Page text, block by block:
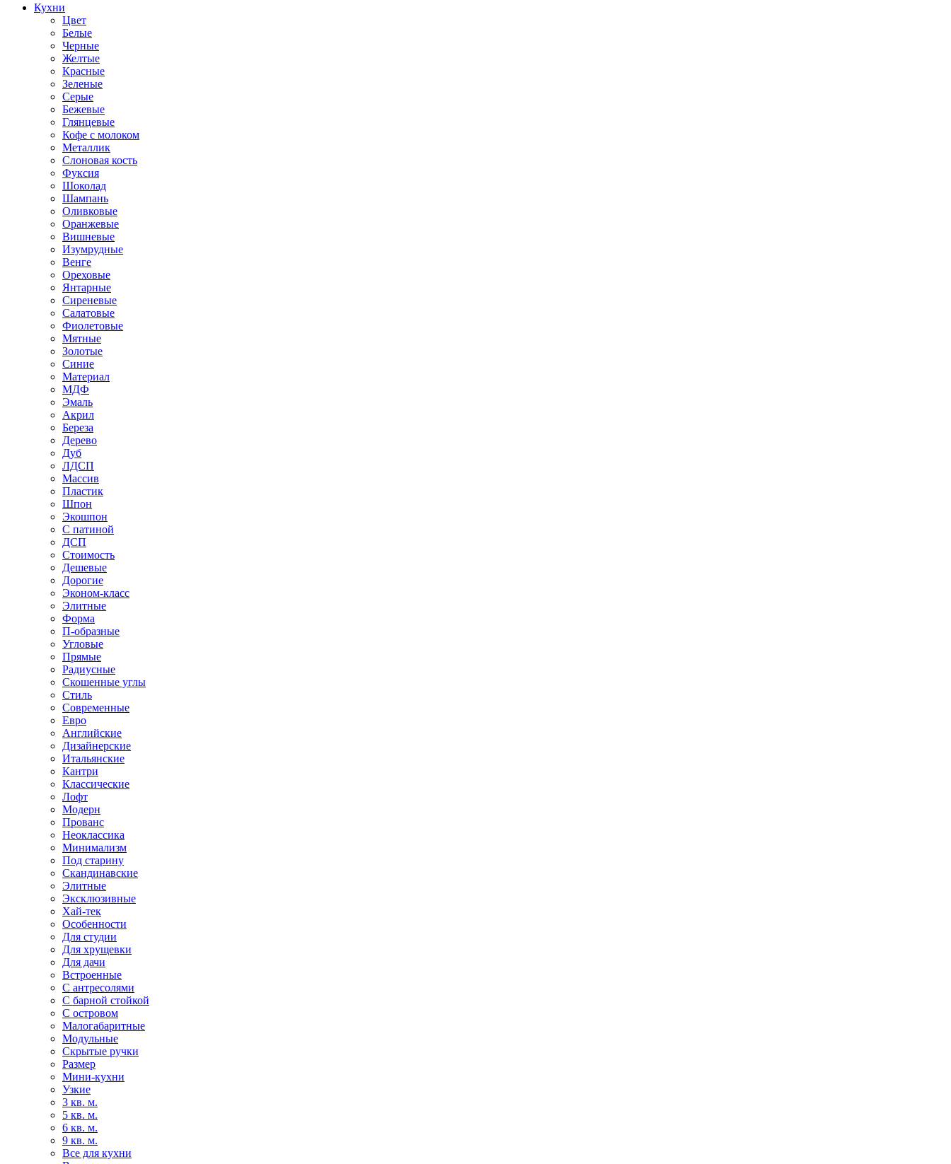
Кухни
Цвет
Белые
Черные
Желтые
Красные
Зеленые
Серые
Бежевые
Глянцевые
Кофе с молоком
Металлик
Слоновая кость
Фуксия
Шоколад
Шампань
Оливковые
Оранжевые
Вишневые
Изумрудные
Венге
Ореховые
Янтарные
Сиреневые
Салатовые
Фиолетовые
Мятные
Золотые
Синие
Материал
МДФ
Эмаль
Акрил
Береза
Дерево
Дуб
ЛДСП
Массив
Пластик
Шпон
Экошпон
С патиной
ДСП
Стоимость
Дешевые
Дорогие
Эконом-класс
Элитные
Форма
П-образные
Угловые
Прямые
Радиусные
Скошенные углы
Стиль
Современные
Евро
Английские
Дизайнерские
Итальянские
Кантри
Классические
Лофт
Модерн
Прованс
Неоклассика
Минимализм
Под старину
Скандинавские
Элитные
Эксклюзивные
Хай-тек
Особенности
Для студии
Для хрущевки
Для дачи
Встроенные
С антресолями
С барной стойкой
С островом
Малогабаритные
Модульные
Скрытые ручки
Размер
Мини-кухни
Узкие
3 кв. м.
5 кв. м.
6 кв. м.
9 кв. м.
Все для кухни